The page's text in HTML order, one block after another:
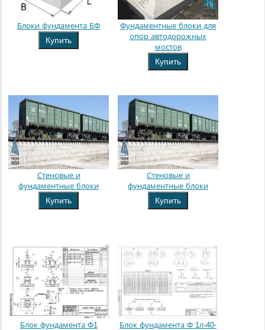
Блоки фундамента БФ
Купить
Фундаментные блоки для
опор автодорожных
мостов
Купить
Стеновые и
фундаментные блоки
Купить
Стеновые и
фундаментные блоки
Купить
Блок фундамента Ф1
Блок фундамента Ф 1л-40-